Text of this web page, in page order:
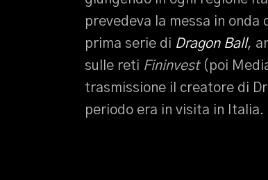
prevedeva la messa in
prima serie di Dragon Ball,
sulle reti Fininvest(poi
trasmissione il creatore di
periodo era in visita in Italia.